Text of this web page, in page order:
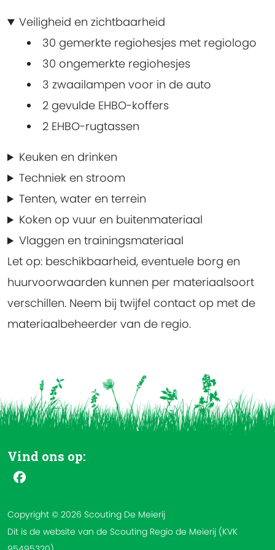
Veiligheid en zichtbaarheid
30 gemerkte regiohesjes met regiologo
30 ongemerkte regiohesjes
3 zwaailampen voor in de auto
2 gevulde EHBO-koffers
2 EHBO-rugtassen
Keuken en drinken
Techniek en stroom
Tenten, water en terrein
Koken op vuur en buitenmateriaal
Vlaggen en trainingsmateriaal
Let op: beschikbaarheid, eventuele borg en
huurvoorwaarden kunnen per materiaalsoort
verschillen. Neem bij twijfel contact op met de
materiaalbeheerder van de regio.
Vind ons op:
Copyright © 2026 Scouting De Meierij
Dit is de website van de Scouting Regio de Meierij (KVK